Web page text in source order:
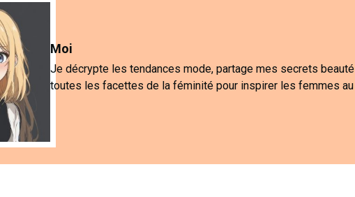
Moi
Je décrypte les tendances mode, partage mes secrets
toutes les facettes de la féminité pour inspirer les femmes au